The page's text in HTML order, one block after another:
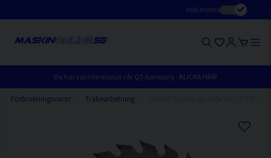
Inkl.moms
Du har väl inte missat vår Q3-kampanj - KLICKA HÄR!
Förbrukningsvaror Träbearbetning